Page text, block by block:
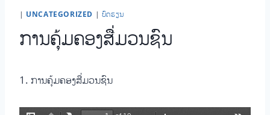
| UNCATEGORIZED | ບົດຮຽນ
ການຄຸ້ມຄອງສື່ມວນຊົນ
1. ການຄຸ້ມຄອງສື່ມວນຊົນ